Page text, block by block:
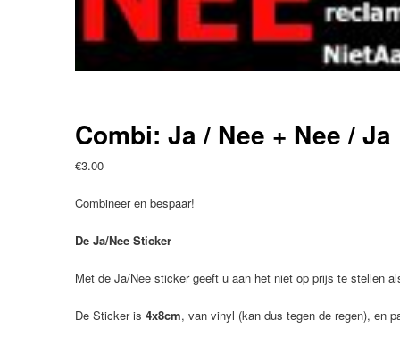
Combi: Ja / Nee + Nee /
€3.00
Combineer en bespaar!
De Ja/Nee Sticker
Met de Ja/Nee sticker geeft u aan het niet op prijs te stellen
De Sticker is 4x8cm, van vinyl (kan dus tegen de regen), en